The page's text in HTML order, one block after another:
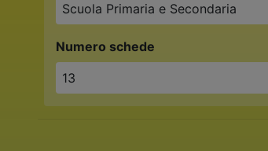
Scuola Primaria e Secondaria
Numero schede
13